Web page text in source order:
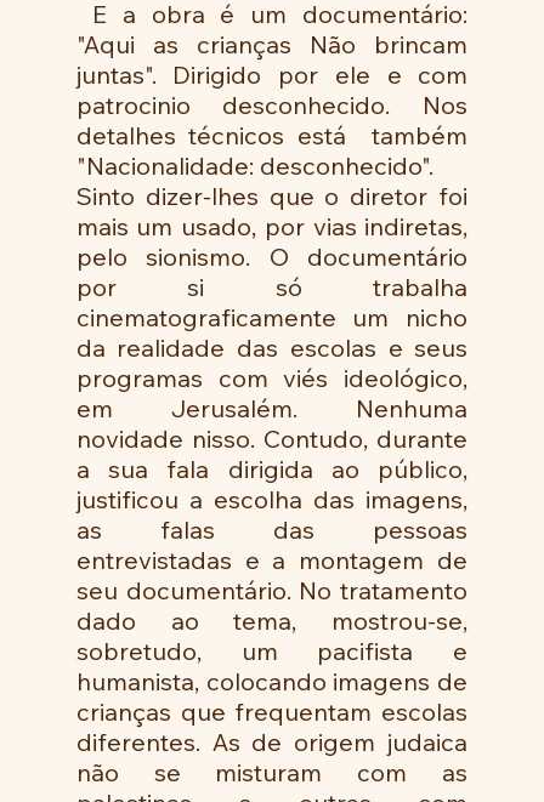
"Aqui as crianças Não brincam
juntas". Dirigido por ele e com
patrocinio desconhecido. Nos
detalhes técnicos está  também
"Nacionalidade: desconhecido".
Sinto dizer-lhes que o diretor foi
mais um usado, por vias indiretas,
pelo sionismo. O documentário
por si só trabalha
cinematograficamente um nicho
da realidade das escolas e seus
programas com viés ideológico,
em Jerusalém. Nenhuma
novidade nisso. Contudo, durante
a sua fala dirigida ao público,
justificou a escolha das imagens,
as falas das pessoas
entrevistadas e a montagem de
seu documentário. No tratamento
dado ao tema, mostrou-se,
sobretudo, um pacifista e
humanista, colocando imagens de
crianças que frequentam escolas
diferentes. As de origem judaica
não se misturam com as